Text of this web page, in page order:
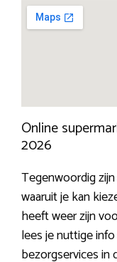
Online
2026
Tegenwoordig
waaruit je kan
heeft weer zijn
lees je nuttige
bezorgservices in